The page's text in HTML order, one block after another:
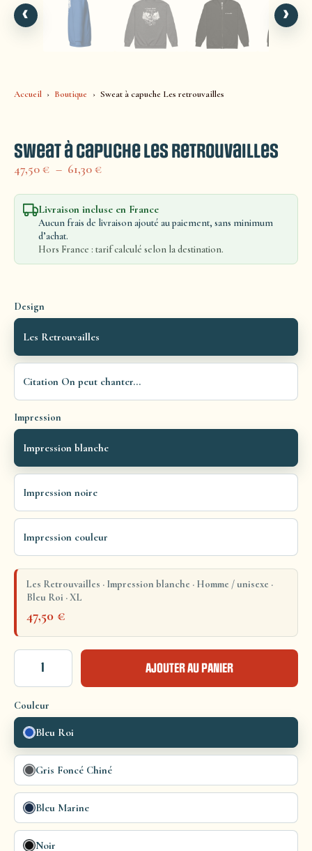
Accueil Boutique Sweat à capuche Les retrouvailles
Sweat à capuche Les retrouvailles
47,50€ – 61,30€
Livraison incluse en France
Aucun frais de livraison ajouté au paiement, sans minimum
d’achat.
Hors France : tarif calculé selon la destination.
Design
Les Retrouvailles
Citation On peut chanter...
Impression
Impression blanche
Impression noire
Impression couleur
Les Retrouvailles · Impression blanche · Homme / unisexe ·
Bleu Roi · XL
47,50 €
AJOUTER AU PANIER
Couleur
Bleu Roi
Gris Foncé Chiné
Bleu Marine
Noir
‹ ›